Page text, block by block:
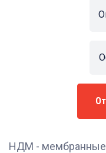
НДМ - мембранные